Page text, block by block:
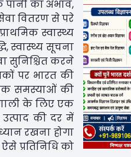
का अभाव,
वितरण से परे
स्वास्थ्य
स्वास्थ्य सूचना
सुनिश्चित करने
पर भारत की
समस्याओं की
के लिए एक
की दर में
रखना होगा
प्रतिनिधि को